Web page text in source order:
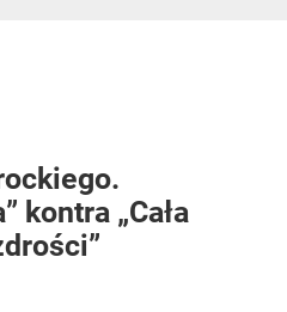
kontra „Cała